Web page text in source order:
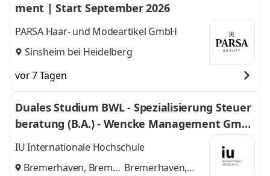
ment | Start September 2026
PARSA Haar- und Modeartikel GmbH
Sinsheim bei Heidelberg
vor 7 Tagen
Duales Studium BWL - Spezialisierung Steuer
beratung (B.A.) - Wencke Management Gmb
H
IU Internationale Hochschule
Bremerhaven, Bremen Bremerhaven,